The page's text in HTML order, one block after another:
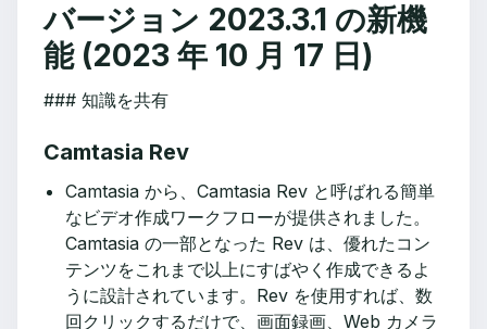
バージョン 2023.3.1 の新機
能 (2023 年 10 月 17 日)
‌### 知識を共有
Camtasia Rev
Camtasia から、Camtasia Rev と呼ばれる簡単
なビデオ作成ワークフローが提供されました。
Camtasia の一部となった Rev は、優れたコン
テンツをこれまで以上にすばやく作成できるよ
うに設計されています。Rev を使用すれば、数
回クリックするだけで、画面録画、Web カメラ